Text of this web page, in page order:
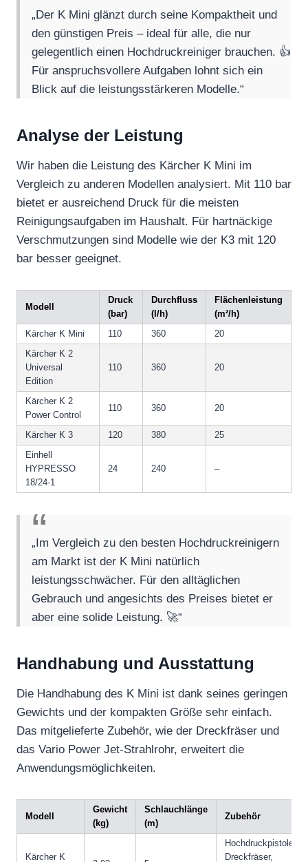
„Der K Mini glänzt durch seine Kompaktheit und
den günstigen Preis – ideal für alle, die nur
gelegentlich einen Hochdruckreiniger brauchen. 👍
Für anspruchsvollere Aufgaben lohnt sich ein
Blick auf die leistungsstärkeren Modelle.“
Analyse der Leistung
Wir haben die Leistung des Kärcher K Mini im
Vergleich zu anderen Modellen analysiert. Mit 110 bar
bietet er ausreichend Druck für die meisten
Reinigungsaufgaben im Haushalt. Für hartnäckige
Verschmutzungen sind Modelle wie der K3 mit 120
bar besser geeignet.
Modell
Druck
(bar)
Durchfluss
(l/h)
Flächenleistung
(m²/h)
Kärcher K Mini
110 360
20
Kärcher K 2
Universal
Edition
110 360 20
Kärcher K 2
Power Control
110 360 20
Kärcher K 3 120 380
25
Einhell
HYPRESSO
18/24-1
24 240 –
„Im Vergleich zu den besten Hochdruckreinigern
am Markt ist der K Mini natürlich
leistungsschwächer. Für den alltäglichen
Gebrauch und angesichts des Preises bietet er
aber eine solide Leistung. 🚀“
Handhabung und Ausstattung
Die Handhabung des K Mini ist dank seines geringen
Gewichts und der kompakten Größe sehr einfach.
Das mitgelieferte Zubehör, wie der Dreckfräser und
das Vario Power Jet-Strahlrohr, erweitert die
Anwendungsmöglichkeiten.
Modell
Gewicht
(kg)
Schlauchlänge
(m)
Zubehör
Kärcher K
Hochdruckpistole,
Dreckfräser,